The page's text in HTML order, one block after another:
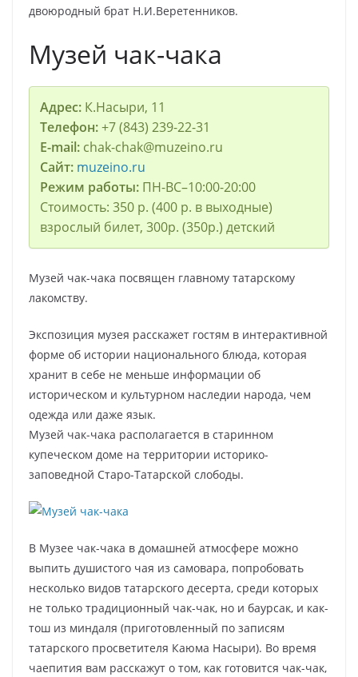
двоюродный брат Н.И.Веретенников.
Музей чак-чака
Адрес:К.Насыри, 11
Телефон:+7 (843) 239-22-31
E-mail:chak-chak@muzeino.ru
Сайт: muzeino.ru
Режим работы:ПН-ВС–10:00-20:00
Стоимость: 350 р. (400 р. в выходные)
взрослый билет, 300р. (350р.) детский
Музей чак-чака посвящен главному татарскому
лакомству.
Экспозиция музея расскажет гостям в интерактивной
форме об истории национального блюда, которая
хранит в себе не меньше информации об
историческом и культурном наследии народа, чем
одежда или даже язык.
Музей чак-чака располагается в старинном
купеческом доме на территории историко-
заповедной Старо-Татарской слободы.
В Музее чак-чака в домашней атмосфере можно
выпить душистого чая из самовара, попробовать
несколько видов татарского десерта, среди которых
не только традиционный чак-чак, но и баурсак, и как-
тош из миндаля (приготовленный по записям
татарского просветителя Каюма Насыри). Во время
чаепития вам расскажут о том, как готовится чак-чак,